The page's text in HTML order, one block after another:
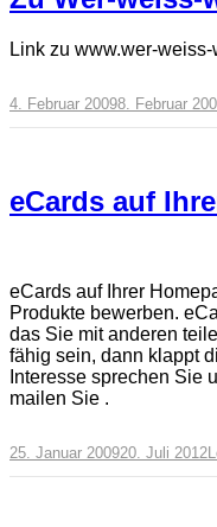
Link zu www.wer-
4. Februar 20098. Februar
eCards auf
eCards auf Ihrer
Produkte bewerben.
das Sie mit anderen
fähig sein, dann klappt
Interesse sprechen Sie
mailen Sie .
25. Januar 200920. Juli 2012